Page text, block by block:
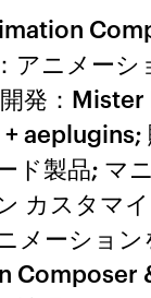
アニメーシ
発：
aeplugins;
ド製品; マ
カスタマ
メーション
Composer